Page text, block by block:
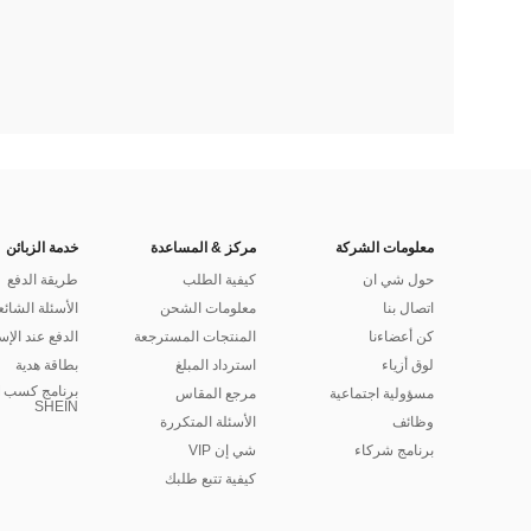
معلومات الشركة
حول شي ان
اتصال بنا
كن أعضاءنا
لوق أزياء
مسؤولية اجتماعية
وظائف
برنامج شركاء
مركز & المساعدة
كيفية الطلب
معلومات الشحن
المنتجات المسترجعة
استرداد المبلغ
مرجع المقاس
الأسئلة المتكررة
شي إن VIP
كيفية تتبع طلبك
خدمة الزبائن
طريقة الدفع
الأسئلة
الدفع عند
بطاقة هدية
برنامج كسب
SHEIN